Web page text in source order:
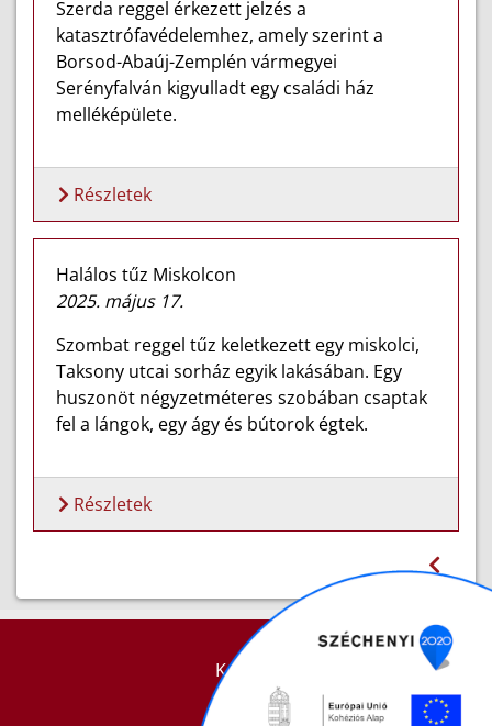
Szerda reggel érkezett jelzés a
katasztrófavédelemhez, amely szerint a
Borsod-Abaúj-Zemplén vármegyei
Serényfalván kigyulladt egy családi ház
melléképülete.
Részletek
Halálos tűz Miskolcon
2025. május 17.
Szombat reggel tűz keletkezett egy miskolci,
Taksony utcai sorház egyik lakásában. Egy
huszonöt négyzetméteres szobában csaptak
fel a lángok, egy ágy és bútorok égtek.
Részletek
KAPCSOLAT
IMPRESSZUM